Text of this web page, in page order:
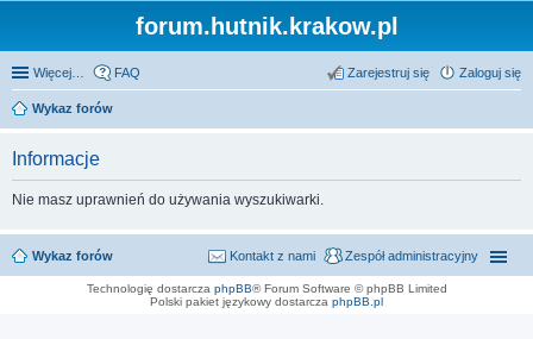
forum.hutnik.krakow.pl
Więcej… FAQ Zaloguj się
Zarejestruj się
Wykaz forów
Informacje
Nie masz uprawnień do używania wyszukiwarki.
Wykaz forów Zespół administracyjny
Kontakt z nami
Technologię dostarcza phpBB® Forum Software © phpBB Limited
Polski pakiet językowy dostarcza phpBB.pl